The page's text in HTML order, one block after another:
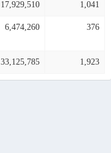
17,929,510 1,041
6,474,260 376
33,125,785 1,923